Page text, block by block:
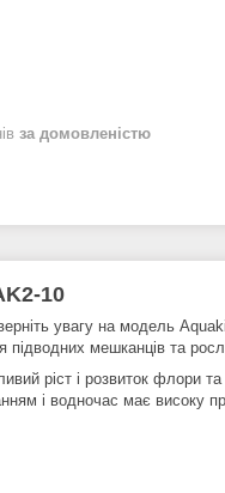
за домовленістю
10
увагу на модель
підводних мешканців та
ріст і розвиток флори
і водночас має високу